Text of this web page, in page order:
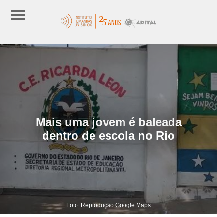
Mais uma jovem é baleada
dentro de escola no Rio
Foto: Reprodução Google Maps